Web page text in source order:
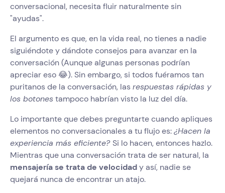
conversacional, necesita fluir naturalmente sin
"ayudas".
El argumento es que, en la vida real, no tienes a nadie
siguiéndote y dándote consejos para avanzar en la
conversación (Aunque algunas personas podrían
apreciar eso 😂). Sin embargo, si todos fuéramos tan
puritanos de la conversación, las respuestas rápidas y
los botones tampoco habrían visto la luz del día.
Lo importante que debes preguntarte cuando apliques
elementos no conversacionales a tu flujo es:¿Hacen la
experiencia más eficiente? Si lo hacen, entonces hazlo.
Mientras que una conversación trata de ser natural, la
mensajería se trata de velocidady así, nadie se
quejará nunca de encontrar un atajo.